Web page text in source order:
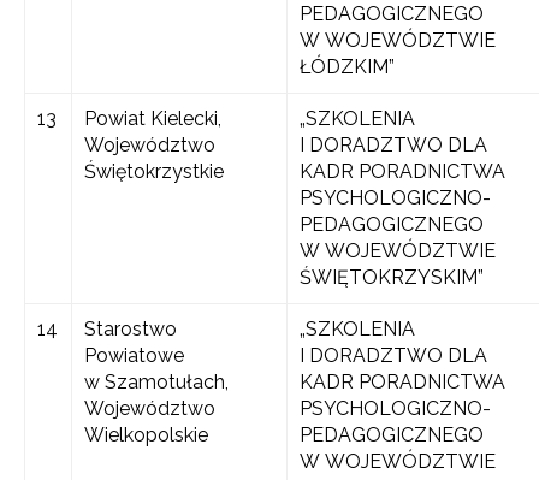
PEDAGOGICZNEGO
W WOJEWÓDZTWIE
ŁÓDZKIM”
13
Powiat Kielecki,
Województwo
Świętokrzystkie
„SZKOLENIA
I DORADZTWO DLA
KADR PORADNICTWA
PSYCHOLOGICZNO-
PEDAGOGICZNEGO
W WOJEWÓDZTWIE
ŚWIĘTOKRZYSKIM”
14
Starostwo
Powiatowe
w Szamotułach,
Województwo
Wielkopolskie
„SZKOLENIA
I DORADZTWO DLA
KADR PORADNICTWA
PSYCHOLOGICZNO-
PEDAGOGICZNEGO
W WOJEWÓDZTWIE